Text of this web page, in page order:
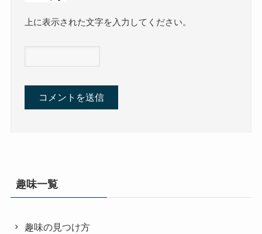
上に表示された文字を入力してください。
趣味一覧
趣味の見つけ方